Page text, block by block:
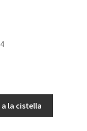
la cistella